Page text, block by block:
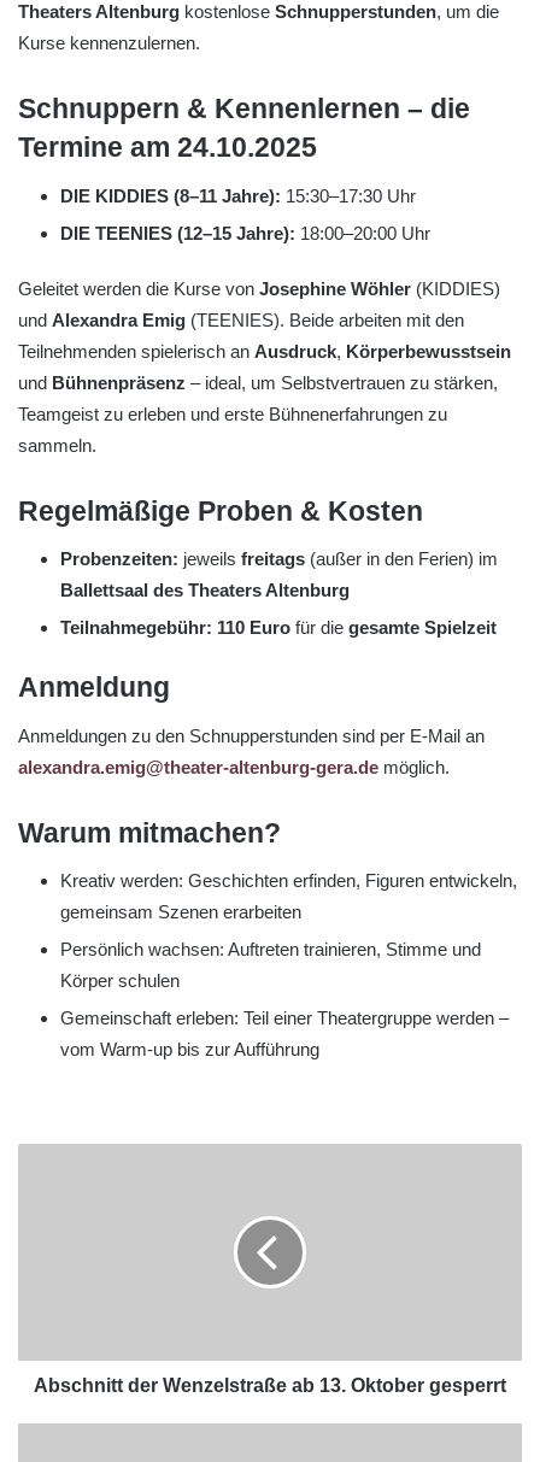
Theaters Altenburg kostenlose Schnupperstunden, um die
Kurse kennenzulernen.
Schnuppern & Kennenlernen – die
Termine am 24.10.2025
DIE KIDDIES (8–11 Jahre): 15:30–17:30 Uhr
DIE TEENIES (12–15 Jahre): 18:00–20:00 Uhr
Geleitet werden die Kurse von Josephine Wöhler (KIDDIES)
und Alexandra Emig (TEENIES). Beide arbeiten mit den
Teilnehmenden spielerisch an Ausdruck, Körperbewusstsein
und Bühnenpräsenz – ideal, um Selbstvertrauen zu stärken,
Teamgeist zu erleben und erste Bühnenerfahrungen zu
sammeln.
Regelmäßige Proben & Kosten
Probenzeiten: jeweils freitags (außer in den Ferien) im
Ballettsaal des Theaters Altenburg
Teilnahmegebühr: 110 Euro für die gesamte Spielzeit
Anmeldung
Anmeldungen zu den Schnupperstunden sind per E-Mail an
alexandra.emig@theater-altenburg-gera.de möglich.
Warum mitmachen?
Kreativ werden: Geschichten erfinden, Figuren entwickeln,
gemeinsam Szenen erarbeiten
Persönlich wachsen: Auftreten trainieren, Stimme und
Körper schulen
Gemeinschaft erleben: Teil einer Theatergruppe werden –
vom Warm-up bis zur Aufführung
Abschnitt der Wenzelstraße ab 13. Oktober gesperrt